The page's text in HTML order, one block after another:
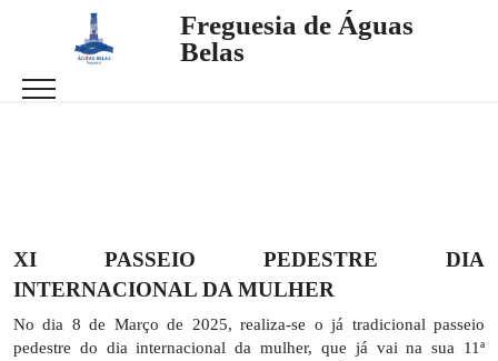
Freguesia de Águas
Belas
XI PASSEIO PEDESTRE DIA
INTERNACIONAL DA MULHER
No dia 8 de Março de 2025, realiza-se o já tradicional passeio
pedestre do dia internacional da mulher, que já vai na sua 11ª